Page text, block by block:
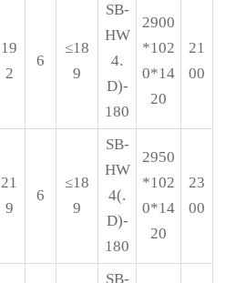
19
2
6
≤18
9
SB-
HW
4.
D)-
180
2900
*102
0*14
20
21
00
21
9
6
≤18
9
SB-
HW
4(.
D)-
180
2950
*102
0*14
20
23
00
SB-